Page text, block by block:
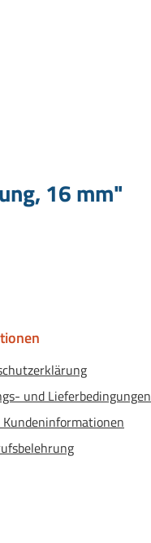
16 mm"
und Lieferbedingungen
Kundeninformationen